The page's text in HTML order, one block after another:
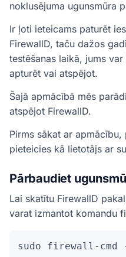
noklusējuma ugunsmūra
Ir ļoti ieteicams paturēt
FirewallD, taču dažos
testēšanas laikā, jums
apturēt vai atspējot.
Šajā apmācībā mēs
atspējot FirewallD.
Pirms sākat ar
pieteicies kā lietotājs ar
Pārbaudiet
Lai skatītu FirewallD
varat izmantot komandu
sudo firewall-cmd